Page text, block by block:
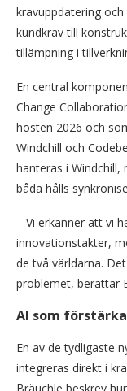
kravuppdatering
kundkrav till
tillämpning i
En central
Change
hösten 2026 och
Windchill och
hanteras i Windchill,
båda hålls
– Vi erkänner att vi
innovationstakter,
de två världarna.
problemet, berättar
AI som
En av de tydligaste
integreras direkt i